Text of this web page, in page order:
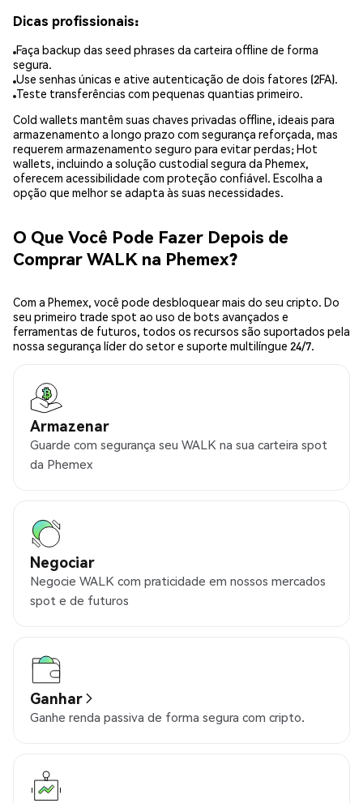
Dicas profissionais:
Faça backup das seed phrases da carteira offline de forma
segura.
Use senhas únicas e ative autenticação de dois fatores (2FA).
Teste transferências com pequenas quantias primeiro.
Cold wallets mantêm suas chaves privadas offline, ideais para
armazenamento a longo prazo com segurança reforçada, mas
requerem armazenamento seguro para evitar perdas; Hot
wallets, incluindo a solução custodial segura da Phemex,
oferecem acessibilidade com proteção confiável. Escolha a
opção que melhor se adapta às suas necessidades.
O Que Você Pode Fazer Depois de
Comprar WALK na Phemex?
Com a Phemex, você pode desbloquear mais do seu cripto. Do
seu primeiro trade spot ao uso de bots avançados e
ferramentas de futuros, todos os recursos são suportados pela
nossa segurança líder do setor e suporte multilíngue 24/7.
Armazenar
Guarde com segurança seu WALK na sua carteira spot
da Phemex
Negociar
Negocie WALK com praticidade em nossos mercados
spot e de futuros
Ganhar
Ganhe renda passiva de forma segura com cripto.